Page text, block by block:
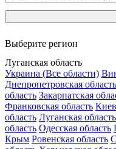
Выберите регион
Луганская область
Украина (Все области)
Днепропетровская область
область Закарпатская
Франковская область
область Луганская область
область Одесская область
Крым Ровенская область